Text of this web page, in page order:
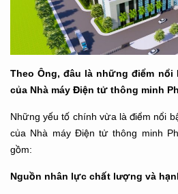
Theo Ông, đâu là những điểm
của Nhà máy Điện tử thông minh
Những yếu tố chính vừa là điểm nổi
của Nhà máy Điện tử thông minh
gồm:
Nguồn nhân lực chất lượng và